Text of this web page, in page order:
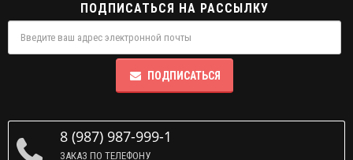
ПОДПИСАТЬСЯ НА РАССЫЛКУ
ПОДПИСАТЬСЯ
8 (987) 987-999-1
ЗАКАЗ ПО ТЕЛЕФОНУ